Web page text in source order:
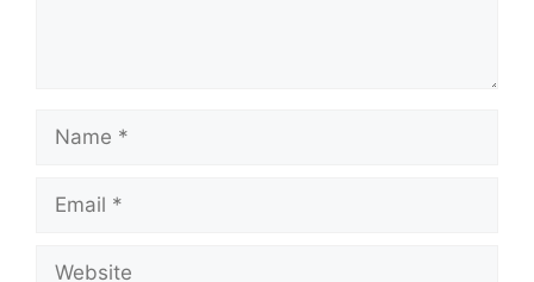
Name
Email
Website